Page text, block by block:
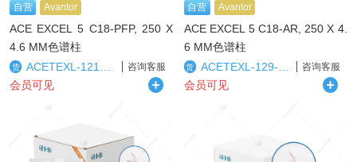
自营 Avantor
ACE EXCEL 5 C18-PFP, 250 X
4.6 MM色谱柱
货 咨询客服
会员可见
自营 Avantor
ACE EXCEL 5 C18-AR, 250 X 4.
6 MM色谱柱
货 咨询客服
会员可见